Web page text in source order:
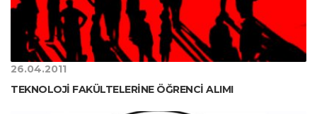
26.04.2011
TEKNOLOJİ FAKÜLTELERİNE ÖĞRENCİ ALIMI